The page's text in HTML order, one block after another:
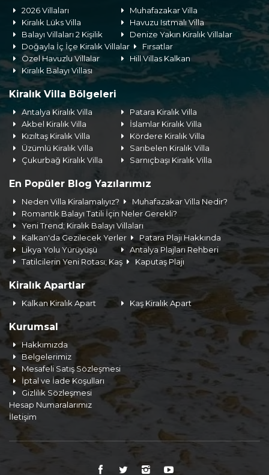
2026 Villaları
Muhafazakar Villa
Kiralık Lüks Villa
Havuzu Isıtmalı Villa
Balayı Villaları 2 Kişilik
Denize Yakın Kiralık Villalar
Doğayla İç İçe Kiralık Villalar
Fırsatlar
Özel Havuzlu Villalar
Hill Villas Kalkan
Kiralık Balayı Villası
Kiralık Villa Bölgeleri
Antalya Kiralık Villa
Patara Kiralık Villa
Akbel Kiralık Villa
İslamlar Kiralık Villa
Kızıltaş Kiralık Villa
Kördere Kiralık Villa
Üzümlü Kiralık Villa
Sarıbelen Kiralık Villa
Çukurbağ Kiralık Villa
Sarnıçbaşı Kiralık Villa
En Popüler Blog Yazılarımız
Neden Villa Kiralamalıyız?
Muhafazakar Villa Nedir?
Romantik Balayı Tatili İçin Neler Gerekli?
Yeni Trend; Kiralık Balayı Villaları
Kalkan'da Gezilecek Yerler
Patara Plajı Hakkında
Likya Yolu Yürüyüşü
Antalya Plajları Rehberi
Tatilcilerin Yeni Rotası; Kaş
Kaputaş Plajı
Kiralık Apartlar
Kalkan Kiralık Apart Kaş Kiralık Apart
Kurumsal
Hakkımızda
Belgelerimiz
Mesafeli Satış Sözleşmesi
İptal ve İade Koşulları
Gizlilik Sözleşmesi
Hesap Numaralarımız
İletişim